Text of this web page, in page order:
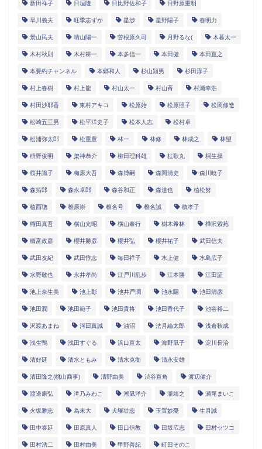
新田祥子 日垣隆 日比野佐和子 日野原重明
早川義夫 旺季志ずか 星渉 星野陽子 春明力
景山民夫 晴山陽一 曽根原久司 月野るな( 木暮太一
木村秋則 木村耕一 本多信一 本田健 本田直之
本要約チャンネル 本郷和人 杉山頴男 杉田淳子
村上春樹 村上龍 村山太一 村山斉 村瀬幸浩
村田沙耶香 東村アキコ 松原始 松原照子 松岡修造
松崎五三男 松平洋史子 松本人志 松村卓
松浦弥太郎 松重豊 林一 林修 林成之 林望
枡野俊明 架神恭介 柳田理科雄 桂歌丸 桐生操
桜井識子 梅原大吾 森博嗣 森岡清史 森川暁子
森拓郎 森永卓郎 森谷和正 森達也 植松努
植西聰 椎原崇 椎名号 椎名誠 槙孝子
権田真吾 横山光昭 横山泰行 樹木希林 樺沢紫苑
橋富政彦 櫻井勝彦 櫻井弘 櫻井祐子 武田信夫
武田友紀 武田惇志 毎田祥子 水上健 水島広子
水野敬也 永井孝尚 江戸川乱歩 江本勝 江田証
池上奈生美 池上彰 池井戸潤 池永陽 池田清彦
池田潤 池田範子 池田貴将 池田香代子 池谷裕二
沢渡あまね 河田真誠 油沼 法月綸太郎 浅倉秋成
浅生鴨 浅田すぐる 浜口直太 海野凪子 淀川長治
清好延 清水ともみ 清水克衛 清永安雄
清田隆之(桃山商事) 清野由美 渋谷直角 渡辺健介
渡邊康弘 滝乃みわこ 潮凪洋介 瀧靖之 瀬尾まいこ
火坂雅志 為末大 犬塚壮志 玉置妙憂 生月誠
田中泰延 田原真人 田口信教 田坂広志 田村セツコ
田村浩二 田村由美 甲野善紀 町田そのこ